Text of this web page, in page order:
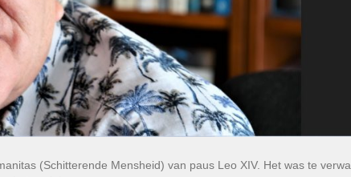
(Schitterende Mensheid) van paus Leo XIV. Het was te